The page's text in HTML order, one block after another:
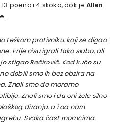
poena i 4 skoka, dok je Allen
teškom protivniku, koji se digao
Prije nisu igrali tako slabo, ali
stigao Bečirovič. Kod kuće su
dobili smo ih bez obzira na
Znali smo da moramo
Znali smo i da oni žele silno
dizanja, a i da nam
Svaka čast momcima.